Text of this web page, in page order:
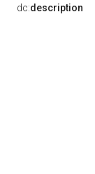
dc:description